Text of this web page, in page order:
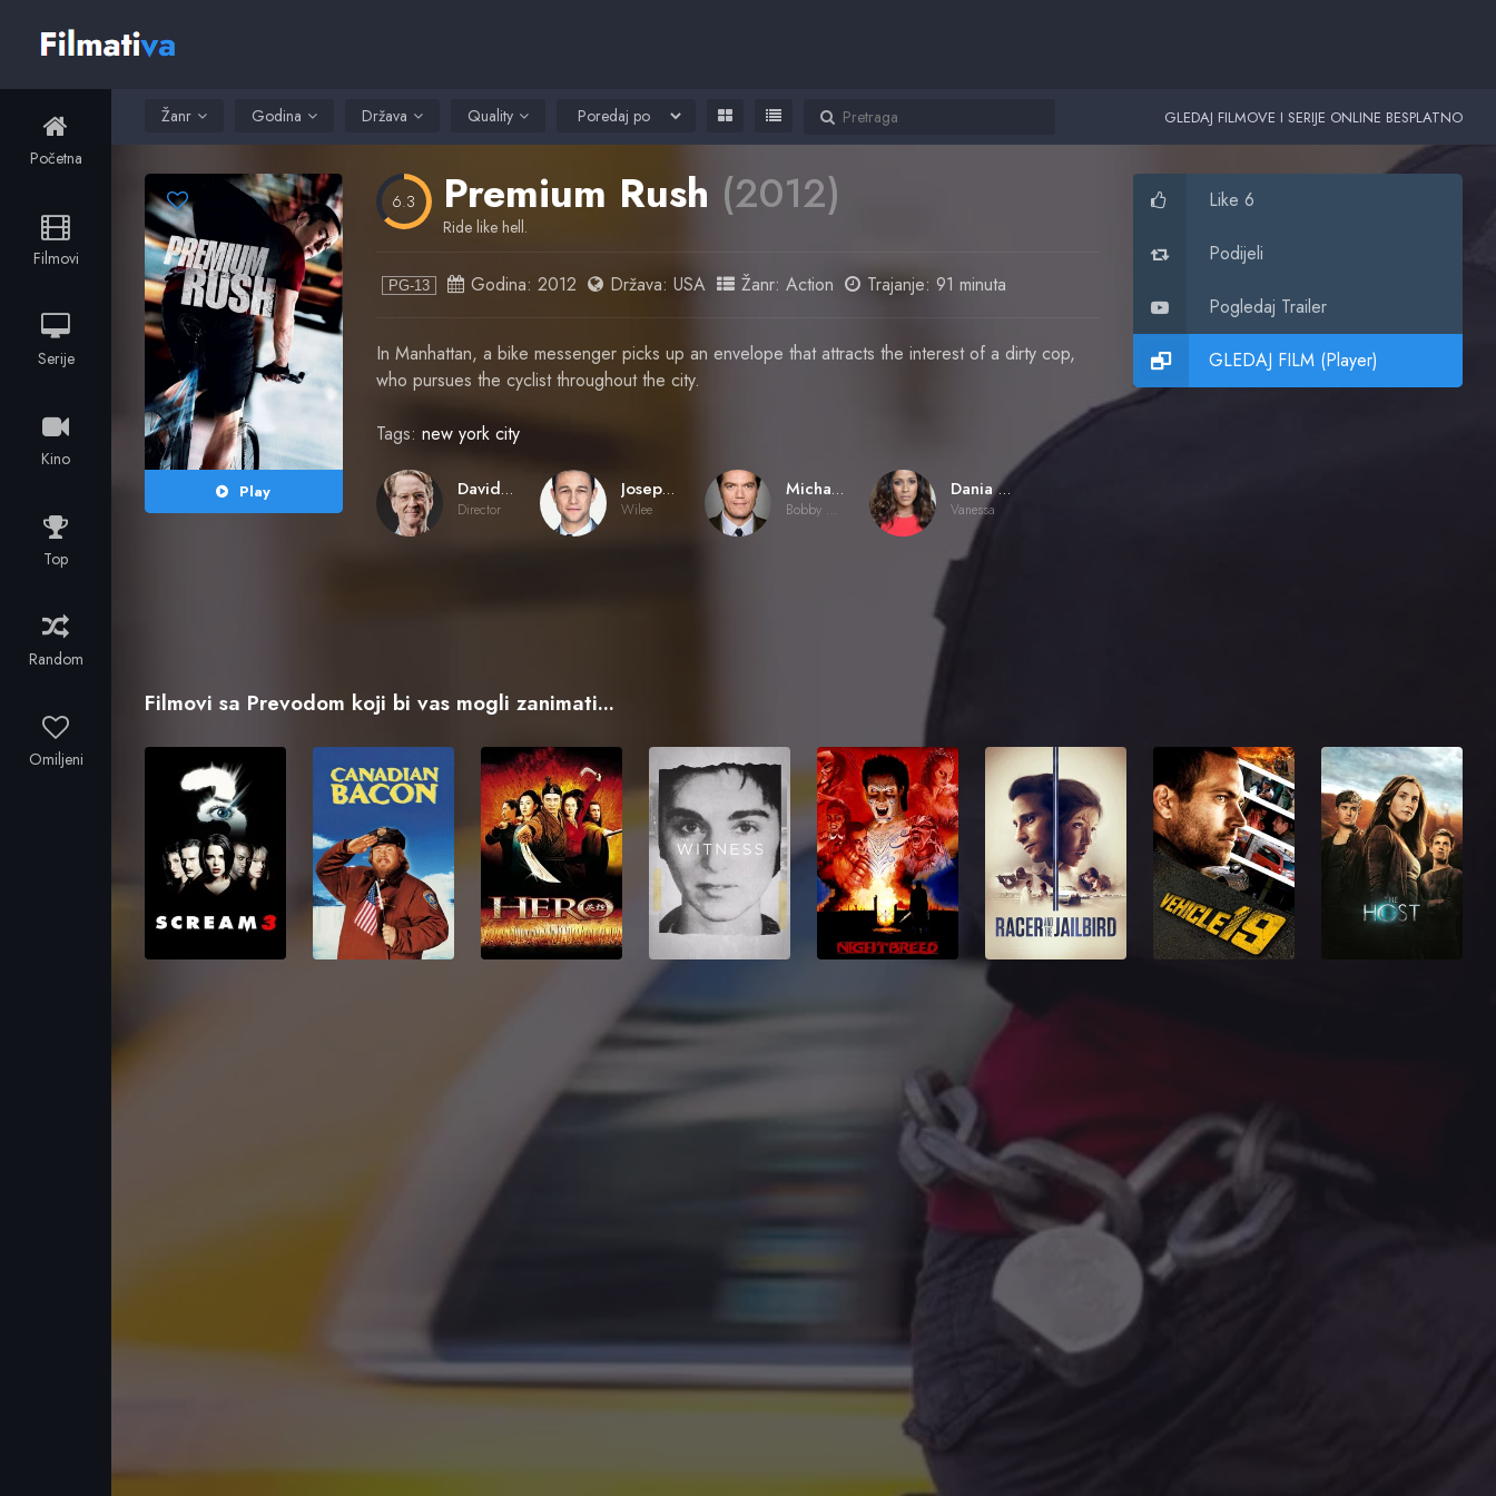
Početna
Filmovi
Serije
Kino
Top
Random
Omiljeni
Žanr Godina Država Quality GLEDAJ FILMOVE I SERIJE ONLINE BESPLATNO
Play
6.3 Premium Rush (2012)
Ride like hell.
PG-13 Godina: 2012 Država: USA Žanr: Action Trajanje: 91 minuta
In Manhattan, a bike messenger picks up an envelope that attracts the interest of a dirty cop,
who pursues the cyclist throughout the city.
Tags: new york city
David Koepp
Director
Joseph Gordon-Levitt
Wilee
Michael Shannon
Bobby Monday
Dania Ramirez
Vanessa
Like 6
Podijeli
Pogledaj Trailer
GLEDAJ FILM (Player)
Filmovi sa Prevodom koji bi vas mogli zanimati...